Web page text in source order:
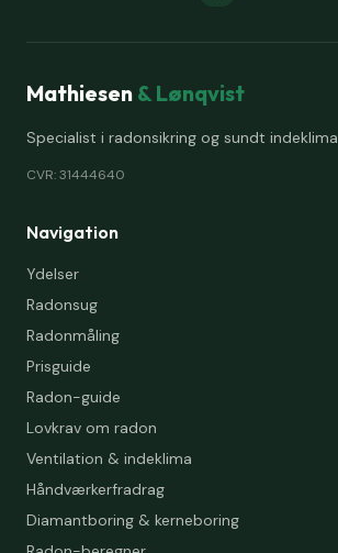
Mathiesen & Lønqvist
Specialist i radonsikring og sundt indeklima
CVR: 31444640
Navigation
Ydelser
Radonsug
Radonmåling
Prisguide
Radon-guide
Lovkrav om radon
Ventilation & indeklima
Håndværkerfradrag
Diamantboring & kerneboring